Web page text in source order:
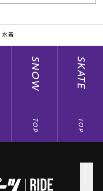
水着
SNOW
TOP
SKATE
TOP